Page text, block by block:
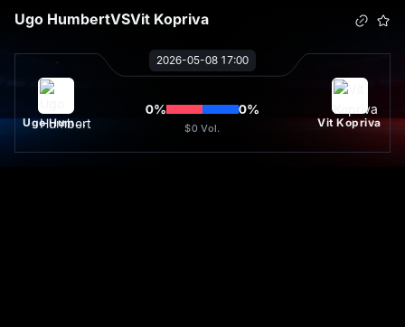
Ugo HumbertVSVit Kopriva
2026-05-08 17:00
Ugo Humbert
0% 0%
$0 Vol. Vit Kopriva